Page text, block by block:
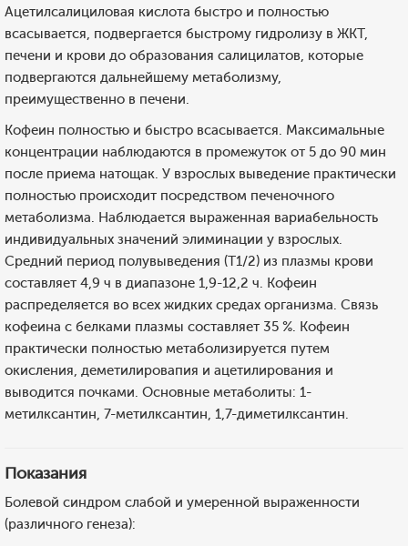
Ацетилсалициловая кислота быстро и полностью
всасывается, подвергается быстрому гидролизу в ЖКТ,
печени и крови до образования салицилатов, которые
подвергаются дальнейшему метаболизму,
преимущественно в печени.
Кофеин полностью и быстро всасывается. Максимальные
концентрации наблюдаются в промежуток от 5 до 90 мин
после приема натощак. У взрослых выведение практически
полностью происходит посредством печеночного
метаболизма. Наблюдается выраженная вариабельность
индивидуальных значений элиминации у взрослых.
Средний период полувыведения (T1/2) из плазмы крови
составляет 4,9 ч в диапазоне 1,9-12,2 ч. Кофеин
распределяется во всех жидких средах организма. Связь
кофеина с белками плазмы составляет 35 %. Кофеин
практически полностью метаболизируется путем
окисления, деметилировапия и ацетилирования и
выводится почками. Основные метаболиты: 1-
метилксантин, 7-метилксантин, 1,7-диметилксантин.
Показания
Болевой синдром слабой и умеренной выраженности
(различного генеза):